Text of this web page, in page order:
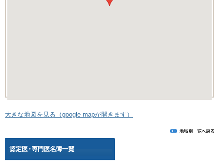
大きな地図を見る（google mapが開きます）